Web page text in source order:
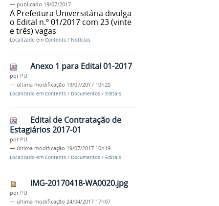
— publicado 19/07/2017
A Prefeitura Universitária divulga
o Edital n.º 01/2017 com 23 (vinte
e três) vagas
Localizado em Contents / Notícias
Anexo 1 para Edital 01-2017
por PU
— última modificação 19/07/2017 10h20
Localizado em Contents / Documentos / Editais
Edital de Contratação de
Estagiários 2017-01
por PU
— última modificação 19/07/2017 10h19
Localizado em Contents / Documentos / Editais
IMG-20170418-WA0020.jpg
por PU
— última modificação 24/04/2017 17h07